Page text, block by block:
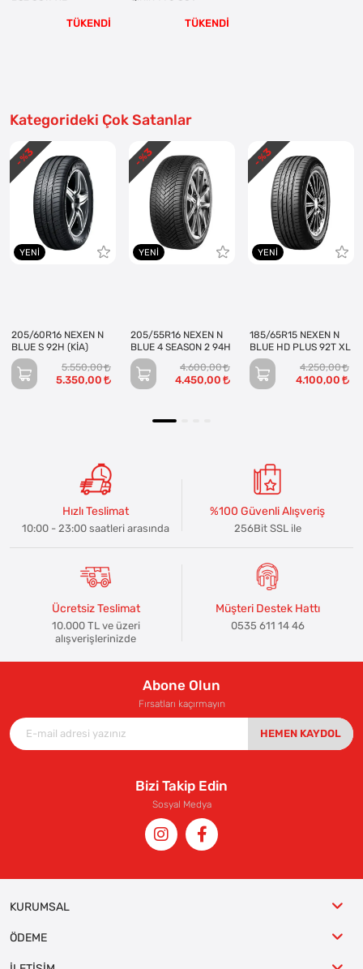
TÜKENDİ TÜKENDİ
Kategorideki Çok Satanlar
YENI
205/60R16 NEXEN N
BLUE S 92H (KİA)
5.550,00
5.350,00
- %
3
YENI
205/55R16 NEXEN N
BLUE 4 SEASON 2 94H
4.600,00
4.450,00
- %
3
YENI
185/65R15 NEXEN N
BLUE HD PLUS 92T XL
4.250,00
4.100,00
- %
3
Hızlı Teslimat
10:00 - 23:00 saatleri arasında
%100 Güvenli Alışveriş
256Bit SSL ile
Ücretsiz Teslimat
10.000 TL ve üzeri
alışverişlerinizde
Müşteri Destek Hattı
0535 611 14 46
Abone Olun
Fırsatları kaçırmayın
HEMEN KAYDOL
Bizi Takip Edin
Sosyal Medya
KURUMSAL
ÖDEME